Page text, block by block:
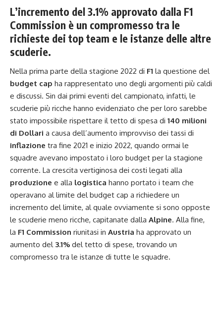
L’incremento del 3.1% approvato dalla F1
Commission è un compromesso tra le
richieste dei top team e le istanze delle altre
scuderie.
Nella prima parte della stagione 2022 di F1 la questione del
budget cap ha rappresentato uno degli argomenti più caldi
e discussi. Sin dai primi eventi del campionato, infatti, le
scuderie più ricche hanno evidenziato che per loro sarebbe
stato impossibile rispettare il tetto di spesa di 140 milioni
di Dollari a causa dell’aumento improvviso dei tassi di
inflazione tra fine 2021 e inizio 2022, quando ormai le
squadre avevano impostato i loro budget per la stagione
corrente. La crescita vertiginosa dei costi legati alla
produzione e alla logistica hanno portato i team che
operavano al limite del budget cap a richiedere un
incremento del limite, al quale ovviamente si sono opposte
le scuderie meno ricche, capitanate dalla Alpine. Alla fine,
la F1 Commission riunitasi in Austria ha approvato un
aumento del 3.1% del tetto di spese, trovando un
compromesso tra le istanze di tutte le squadre.